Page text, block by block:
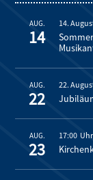
AUG.
14
14.
AUG.
22
22.
AUG.
23
17:00